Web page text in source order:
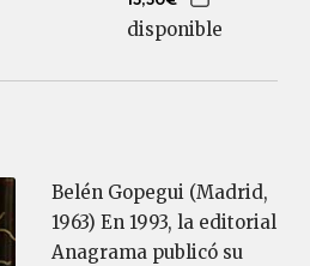
disponible
Belén Gopegui (Madrid,
1963) En 1993, la editorial
Anagrama publicó su